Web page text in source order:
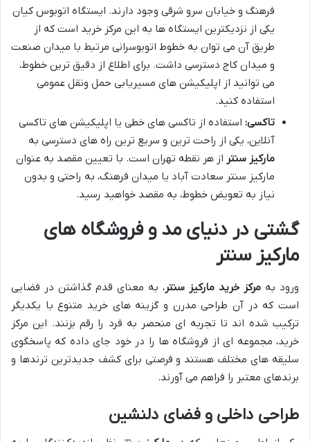
فرهنگ و خیابان سرو شرقی وجود دارند. ایستگاه اتوبوس کیان
یکی از نزدیکترین ایستگاه ها به این مرکز خرید است که از
طریق آن می توان به خطوط اتوبوسرانی مرتبط با میدان صنعت
و میدان کاج دسترسی داشت. برای اطلاع از دقیق ترین خطوط،
می توانید از اپلیکیشن های مسیریابی حمل ونقل عمومی
استفاده کنید.
تاکسی: استفاده از تاکسی های خطی یا اپلیکیشن های تاکسی
آنلاین، یکی از راحت ترین و سریع ترین راه های دسترسی به
مارکیز سنتر از هر نقطه تهران است. با تعیین مقصد به عنوان
مارکیز سنتر سعادت آباد یا میدان فرهنگ، به راحتی و بدون
نیاز به تعویض خطوط، به مقصد خواهید رسید.
گشتی در دنیای مد و فروشگاه های
مارکیز سنتر
ورود به مرکز خرید مارکیز سنتر، به معنای قدم گذاشتن در فضایی
است که در آن طراحی مدرن و گزینه های خرید متنوع با یکدیگر
ترکیب شده اند تا تجربه ای منحصر به فرد را رقم بزنند. این مرکز
خرید، مجموعه ای از فروشگاه ها را در خود جای داده که پاسخگوی
سلیقه های مختلف هستند و فرصتی برای کشف جدیدترین ترندها و
برندهای معتبر را فراهم می آورند.
طراحی داخلی و فضای دلنشین